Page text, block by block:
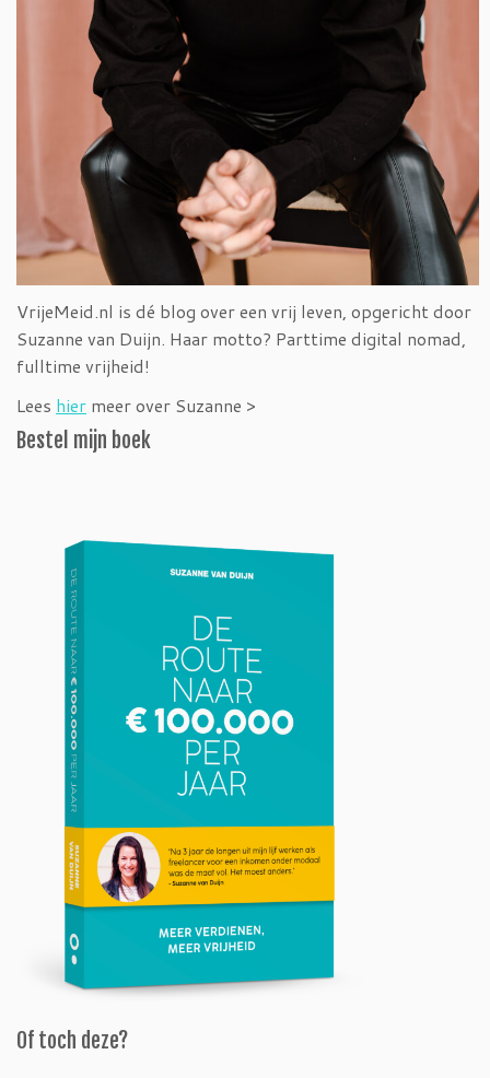
VrijeMeid.nl is dé blog over een vrij leven, opgericht door
Suzanne van Duijn. Haar motto? Parttime digital nomad,
fulltime vrijheid!
Lees hier meer over Suzanne >
Bestel mijn boek
Of toch deze?